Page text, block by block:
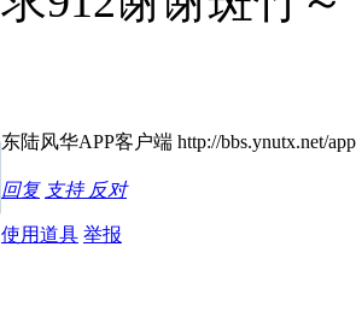
东陆风华APP客户端 http://bbs.ynutx.net/
回复 支持 反对
使用道具 举报